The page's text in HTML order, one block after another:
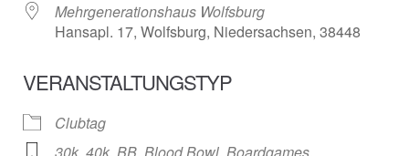
Mehrgenerationshaus Wolfsburg
Hansapl. 17, Wolfsburg, Niedersachsen, 38448
VERANSTALTUNGSTYP
Clubtag